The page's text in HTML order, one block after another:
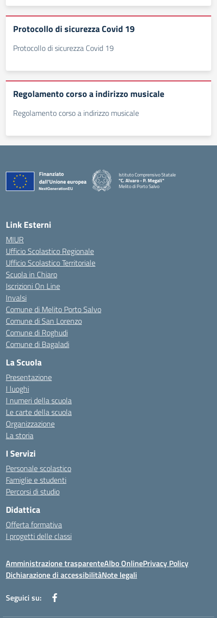
Protocollo di sicurezza Covid 19
Protocollo di sicurezza Covid 19
Regolamento corso a indirizzo musicale
Regolamento corso a indirizzo musicale
Istituto Comprensivo Statale
"C. Alvaro - P. Megali"
Melito di Porto Salvo
Link Esterni
MIUR
Ufficio Scolastico Regionale
Ufficio Scolastico Territoriale
Scuola in Chiaro
Iscrizioni On Line
Invalsi
Comune di Melito Porto Salvo
Comune di San Lorenzo
Comune di Roghudi
Comune di Bagaladi
La Scuola
Presentazione
I luoghi
I numeri della scuola
Le carte della scuola
Organizzazione
La storia
I Servizi
Personale scolastico
Famiglie e studenti
Percorsi di studio
Didattica
Offerta formativa
I progetti delle classi
Amministrazione trasparenteAlbo OnlinePrivacy Policy
Dichiarazione di accessibilitàNote legali
Seguici su: